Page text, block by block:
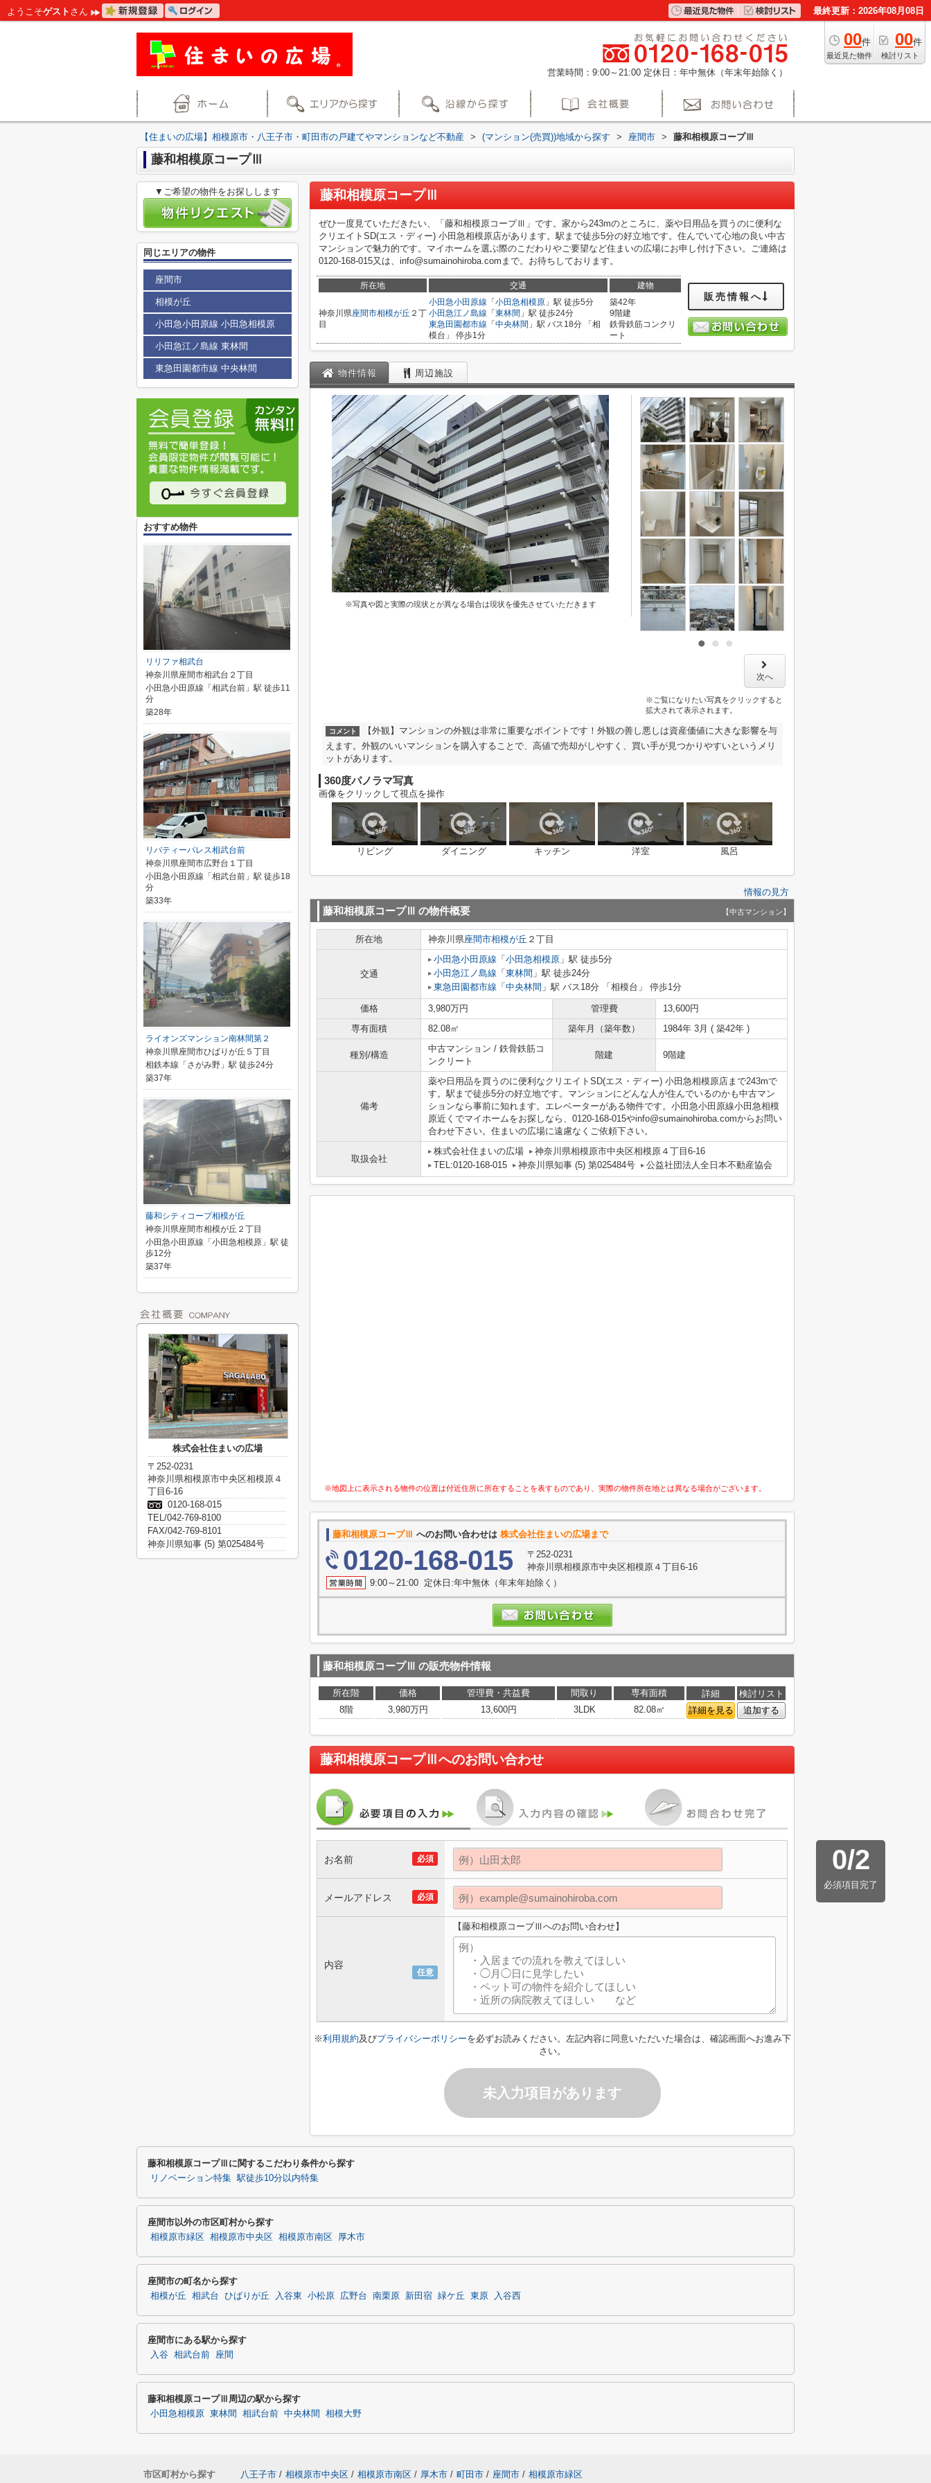
ようこそゲスト さん 最終更新：2026年08月08日
00件
最近見た物件
00件
検討リスト
営業時間：9:00～21:00 定休日：年中無休（年末年始除く）
【住まいの広場】相模原市・八王子市・町田市の戸建てやマンションなど不動産 > (マンション(売買))地域から探す > 座間市 > 藤和相模原コープⅢ
藤和相模原コープⅢ
藤和相模原コープⅢ
ぜひ一度見ていただきたい、「藤和相模原コープⅢ」です。家から243mのところに、薬や日用品を買うのに便利な
クリエイトSD(エス・ディー) 小田急相模原店があります。駅まで徒歩5分の好立地です。住んでいて心地の良い中古
マンションで魅力的です。マイホームを選ぶ際のこだわりやご要望など住まいの広場にお申し付け下さい。ご連絡は
0120-168-015又は、info@sumainohiroba.comまで。お待ちしております。
所在地 交通 建物
神奈川県座間市相模が丘 ２丁
目
小田急小田原線 「 小田急相模原 」駅 徒歩5分
小田急江ノ島線 「 東林間 」駅 徒歩24分
東急田園都市線 「 中央林間 」駅 バス18分 「相
模台」 停歩1分
築42年
9階建
鉄骨鉄筋コンクリ
ート
販売情報へ
物件情報 周辺施設
※写真や図と実際の現状とが異なる場合は現状を優先させていただきます
次へ
※ご覧になりたい写真をクリックすると
拡大されて表示されます。
コメント
【外観】マンションの外観は非常に重要なポイントです！外観の善し悪しは資産価値に大きな影響を与
えます。外観のいいマンションを購入することで、高値で売却がしやすく、買い手が見つかりやすいというメリ
ットがあります。
360度パノラマ写真
画像をクリックして視点を操作
リビング ダイニング キッチン 洋室 風呂
情報の見方
藤和相模原コープⅢ の物件概要 【中古マンション】
所在地 神奈川県座間市相模が丘 ２丁目
交通
小田急小田原線 「 小田急相模原 」駅 徒歩5分
小田急江ノ島線 「 東林間 」駅 徒歩24分
東急田園都市線 「 中央林間 」駅 バス18分 「相模台」 停歩1分
価格 3,980万円 管理費
13,600円
専有面積
82.08㎡ 築年月（築年数） 1984年 3月 ( 築42年 )
種別/構造
中古マンション / 鉄骨鉄筋コ
ンクリート
階建 9階建
備考
薬や日用品を買うのに便利なクリエイトSD(エス・ディー) 小田急相模原店まで243mで
す。駅まで徒歩5分の好立地です。マンションにどんな人が住んでいるのかも中古マン
ションなら事前に知れます。エレベーターがある物件です。小田急小田原線小田急相模
原近くでマイホームをお探しなら、0120-168-015やinfo@sumainohiroba.comからお問い
合わせ下さい。住まいの広場に遠慮なくご依頼下さい。
取扱会社
株式会社住まいの広場
神奈川県相模原市中央区相模原４丁目6-16
TEL:0120-168-015
神奈川県知事 (5) 第025484号 公益社団法人全日本不動産協会
※地図上に表示される物件の位置は付近住所に所在することを表すものであり、実際の物件所在地とは異なる場合がございます。
藤和相模原コープⅢ へのお問い合わせは 株式会社住まいの広場まで
0120-168-015
〒252-0231
神奈川県相模原市中央区相模原４丁目6-16
9:00～21:00 定休日:年中無休（年末年始除く）
藤和相模原コープⅢ の販売物件情報
所在階 価格 管理費・共益費 間取り 専有面積 詳細
検討リスト
8階
3,980万円 13,600円 3LDK 82.08㎡ 詳細を見る 追加する
藤和相模原コープⅢ へのお問い合わせ
0/2
必須項目完了
必須
お名前
必須
メールアドレス
任意
内容
【藤和相模原コープⅢへのお問い合わせ】
※利用規約及びプライバシーポリシーを必ずお読みください。左記内容に同意いただいた場合は、確認画面へお進み下
さい。
未入力項目があります
▼ご希望の物件をお探しします
同じエリアの物件
座間市
相模が丘
小田急小田原線 小田急相模原
小田急江ノ島線 東林間
東急田園都市線 中央林間
おすすめ物件
リリファ相武台
神奈川県座間市相武台２丁目
小田急小田原線「相武台前」駅 徒歩11
分
築28年
リバティーパレス相武台前
神奈川県座間市広野台１丁目
小田急小田原線「相武台前」駅 徒歩18
分
築33年
ライオンズマンション南林間第２
神奈川県座間市ひばりが丘５丁目
相鉄本線「さがみ野」駅 徒歩24分
築37年
藤和シティコープ相模が丘
神奈川県座間市相模が丘２丁目
小田急小田原線「小田急相模原」駅 徒
歩12分
築37年
株式会社住まいの広場
〒252-0231
神奈川県相模原市中央区相模原４
丁目6-16
0120-168-015
TEL/042-769-8100
FAX/042-769-8101
神奈川県知事 (5) 第025484号
藤和相模原コープⅢに関するこだわり条件から探す
リノベーション特集 駅徒歩10分以内特集
座間市以外の市区町村から探す
相模原市緑区 相模原市中央区 相模原市南区 厚木市
座間市の町名から探す
相模が丘 相武台 ひばりが丘 入谷東 小松原 広野台 南栗原 新田宿 緑ケ丘 東原 入谷西
座間市にある駅から探す
入谷 相武台前 座間
藤和相模原コープⅢ周辺の駅から探す
小田急相模原 東林間 相武台前 中央林間 相模大野
市区町村から探す 八王子市 / 相模原市中央区 / 相模原市南区 / 厚木市 / 町田市 / 座間市 / 相模原市緑区